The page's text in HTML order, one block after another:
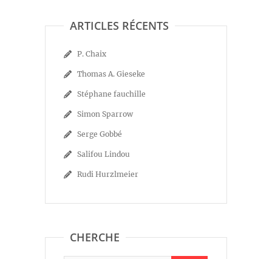
ARTICLES RÉCENTS
P. Chaix
Thomas A. Gieseke
Stéphane fauchille
Simon Sparrow
Serge Gobbé
Salifou Lindou
Rudi Hurzlmeier
CHERCHE